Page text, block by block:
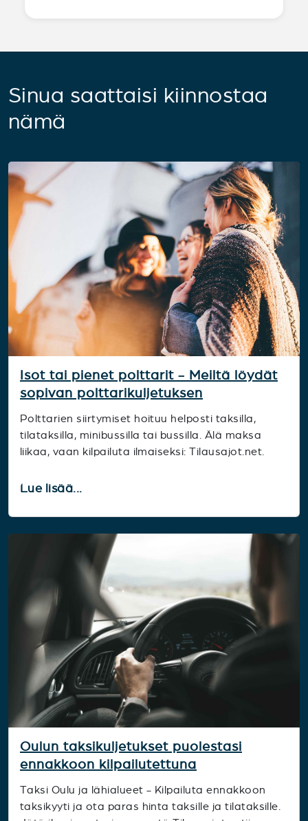
Sinua saattaisi kiinnostaa
nämä
Isot tai pienet polttarit - Meiltä löydät
sopivan polttarikuljetuksen
Polttarien siirtymiset hoituu helposti taksilla,
tilataksilla, minibussilla tai bussilla. Älä maksa
liikaa, vaan kilpailuta ilmaiseksi: Tilausajot.net.
Lue lisää...
Oulun taksikuljetukset puolestasi
ennakkoon kilpailutettuna
Taksi Oulu ja lähialueet - Kilpailuta ennakkoon
taksikyyti ja ota paras hinta taksille ja tilataksille.